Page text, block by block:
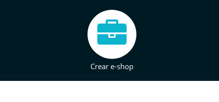
Crear e-shop